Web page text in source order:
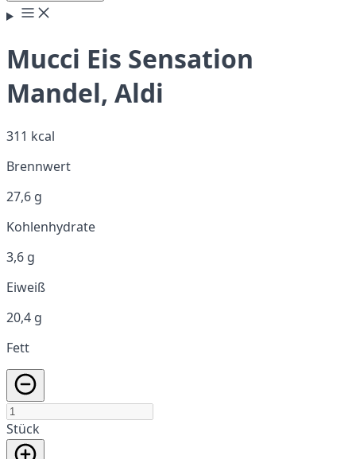
Mucci Eis Sensation
Mandel, Aldi
311 kcal
Brennwert
27,6 g
Kohlenhydrate
3,6 g
Eiweiß
20,4 g
Fett
Stück